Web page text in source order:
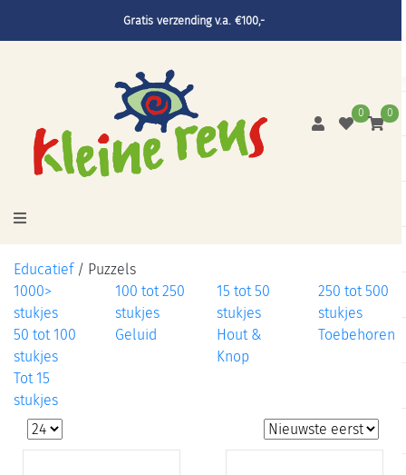
Gratis verzending v.a. €100,-
0 0
Educatief / Puzzels
1000>
stukjes
100 tot 250
stukjes
15 tot 50
stukjes
250 tot 500
stukjes
50 tot 100
stukjes
Geluid
Hout &
Knop
Toebehoren
Tot 15
stukjes